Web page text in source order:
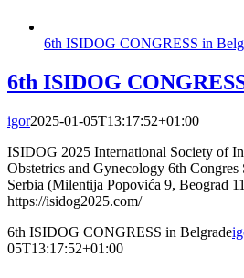
6th ISIDOG CONGRESS in
6th ISIDOG
igor2025-01-05T13:17:52+01:00
ISIDOG 2025 International Society of
Obstetrics and Gynecology 6th
Serbia (Milentija Popovića 9, Beograd
https://isidog2025.com/
6th ISIDOG CONGRESS in Belgrade
05T13:17:52+01:00